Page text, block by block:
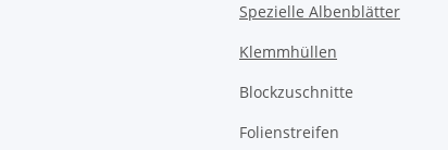
Spezielle Albenblätter
Klemmhüllen
Blockzuschnitte
Folienstreifen